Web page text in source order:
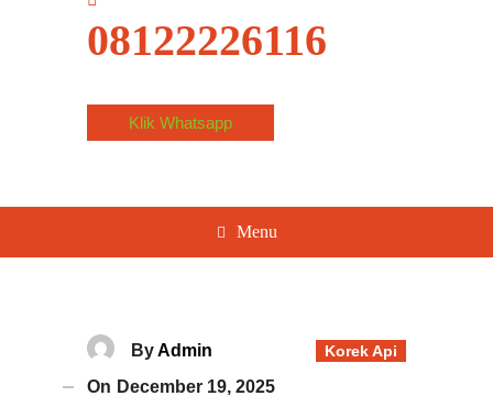
08122226116
Klik Whatsapp
Menu
Korek Api
ByAdmin
On December 19, 2025